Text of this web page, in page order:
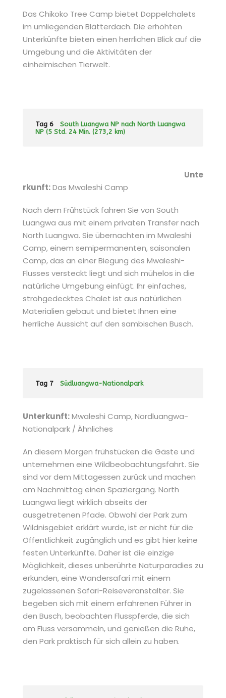
Das Chikoko Tree Camp bietet Doppelchalets
im umliegenden Blätterdach. Die erhöhten
Unterkünfte bieten einen herrlichen Blick auf die
Umgebung und die Aktivitäten der
einheimischen Tierwelt.
Tag 6
South Luangwa NP nach North Luangwa
NP (5 Std. 24 Min. (273,2 km)
Unte
rkunft:Das Mwaleshi Camp
Nach dem Frühstück fahren Sie von South
Luangwa aus mit einem privaten Transfer nach
North Luangwa. Sie übernachten im Mwaleshi
Camp, einem semipermanenten, saisonalen
Camp, das an einer Biegung des Mwaleshi-
Flusses versteckt liegt und sich mühelos in die
natürliche Umgebung einfügt. Ihr einfaches,
strohgedecktes Chalet ist aus natürlichen
Materialien gebaut und bietet Ihnen eine
herrliche Aussicht auf den sambischen Busch.
Tag 7 Südluangwa-Nationalpark
Unterkunft:Mwaleshi Camp, Nordluangwa-
Nationalpark / Ähnliches
An diesem Morgen frühstücken die Gäste und
unternehmen eine Wildbeobachtungsfahrt. Sie
sind vor dem Mittagessen zurück und machen
am Nachmittag einen Spaziergang. North
Luangwa liegt wirklich abseits der
ausgetretenen Pfade. Obwohl der Park zum
Wildnisgebiet erklärt wurde, ist er nicht für die
Öffentlichkeit zugänglich und es gibt hier keine
festen Unterkünfte. Daher ist die einzige
Möglichkeit, dieses unberührte Naturparadies zu
erkunden, eine Wandersafari mit einem
zugelassenen Safari-Reiseveranstalter. Sie
begeben sich mit einem erfahrenen Führer in
den Busch, beobachten Flusspferde, die sich
am Fluss versammeln, und genießen die Ruhe,
den Park praktisch für sich allein zu haben.